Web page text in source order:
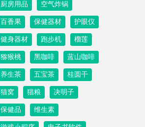
厨房用品 空气炸锅
百香果 保健器材 护眼仪
健身器材 跑步机 榴莲
猕猴桃 黑咖啡 蓝山咖啡
养生茶 五宝茶 桂圆干
猫窝 猫粮 决明子
保健品 维生素